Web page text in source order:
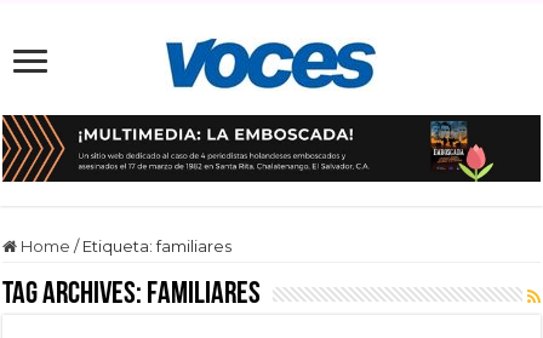
Home / Etiqueta:familiares
Tag Archives: familiares